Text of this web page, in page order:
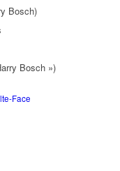
Bosch)
Bosch »)
Face